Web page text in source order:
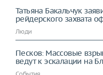
Татьяна Бакальчук
рейдерского захвата
Люди
Песков: Массовые
ведут к эскалации на